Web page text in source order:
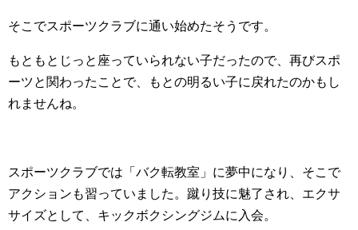
そこでスポーツクラブに通い始めたそうです。
もともとじっと座っていられない子だったので、再びスポ
ーツと関わったことで、もとの明るい子に戻れたのかもし
れませんね。
スポーツクラブでは「バク転教室」に夢中になり、そこで
アクションも習っていました。蹴り技に魅了され、エクサ
サイズとして、キックボクシングジムに入会。